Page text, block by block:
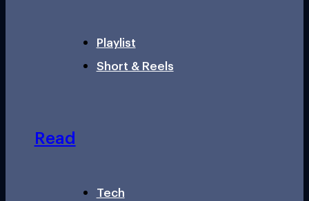
Playlist
Short & Reels
Read
Tech